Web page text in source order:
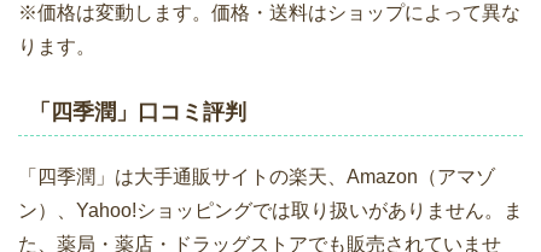
※価格は変動します。価格・送料はショップによって異な
ります。
「四季潤」口コミ評判
「四季潤」は大手通販サイトの楽天、Amazon（アマゾ
ン）、Yahoo!ショッピングでは取り扱いがありません。ま
た、薬局・薬店・ドラッグストアでも販売されていませ